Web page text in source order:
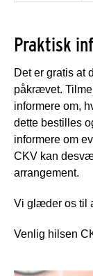
Praktisk
Det er gratis at
påkrævet.
informere om,
dette bestilles
informere om
CKV kan
arrangement.
Vi glæder os til
Venlig hilsen